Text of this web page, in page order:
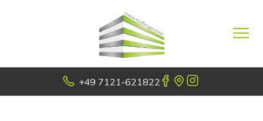
+49 7121-621822